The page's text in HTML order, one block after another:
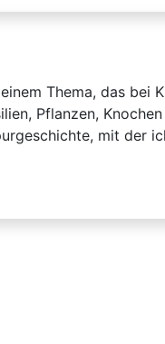
Thema, das bei
Pflanzen,
mit der